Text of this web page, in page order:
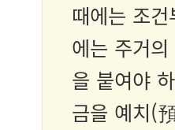
때에는 조
에는 주거
을 붙여야
금을 예치(